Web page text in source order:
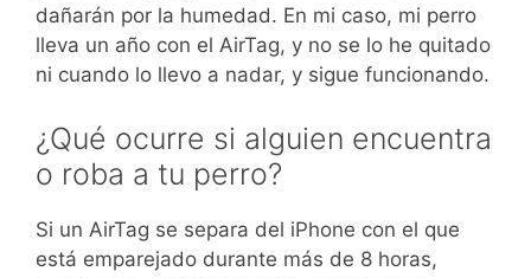
dañarán por la humedad. En mi caso, mi perro
lleva un año con el AirTag, y no se lo he quitado
ni cuando lo llevo a nadar, y sigue funcionando.
¿Qué ocurre si alguien encuentra
o roba a tu perro?
Si un AirTag se separa del iPhone con el que
está emparejado durante más de 8 horas,